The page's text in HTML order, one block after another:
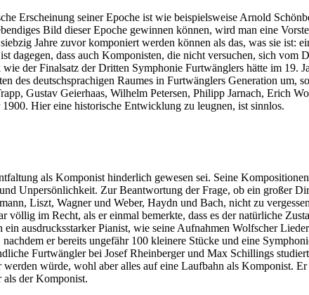
Erscheinung seiner Epoche ist wie beispielsweise Arnold
Bild dieser Epoche gewinnen können, wird man eine
Jahre zuvor komponiert werden können als das, was sie ist:
dagegen, dass auch Komponisten, die nicht versuchen, sich
der Finalsatz der Dritten Symphonie Furtwänglers hätte im 19.
des deutschsprachigen Raumes in Furtwänglers Generation
Gustav Geierhaas, Wilhelm Petersen, Philipp Jarnach, Erich
Hier eine historische Entwicklung zu leugnen, ist sinnlos.
als Komponist hinderlich gewesen sei. Seine
Unpersönlichkeit. Zur Beantwortung der Frage, ob ein großer
Liszt, Wagner und Weber, Haydn und Bach, nicht zu
im Recht, als er einmal bemerkte, dass es der natürliche
ausdrucksstarker Pianist, wie seine Aufnahmen Wolfscher
er bereits ungefähr 100 kleinere Stücke und eine
Furtwängler bei Josef Rheinberger und Max Schillings
würde, wohl aber alles auf eine Laufbahn als Komponist.
als der Komponist.